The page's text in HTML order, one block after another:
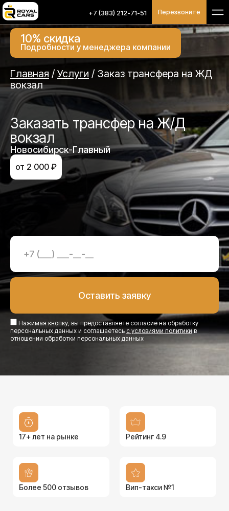
+7 (383) 212-71-51 Перезвоните
10% скидка
Подробности у менеджера компании
Главная / Услуги / Заказ трансфера на ЖД
вокзал
Заказать трансфер на Ж/Д
вокзал
Новосибирск-Главный
от 2 000 ₽
Нажимая кнопку, вы предоставляете согласие на обработку
персональных данных и соглашаетесьс условиями политикив
отношении обработки персональных данных
17+ лет на рынке Рейтинг 4.9
Более 500 отзывов Вип-такси №1